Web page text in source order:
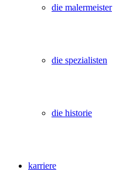
die malermeister
die spezialisten
die historie
karriere